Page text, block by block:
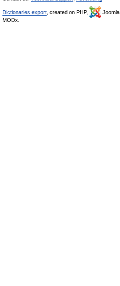
Dictionaries export , created on PHP, Joomla,
MODx.